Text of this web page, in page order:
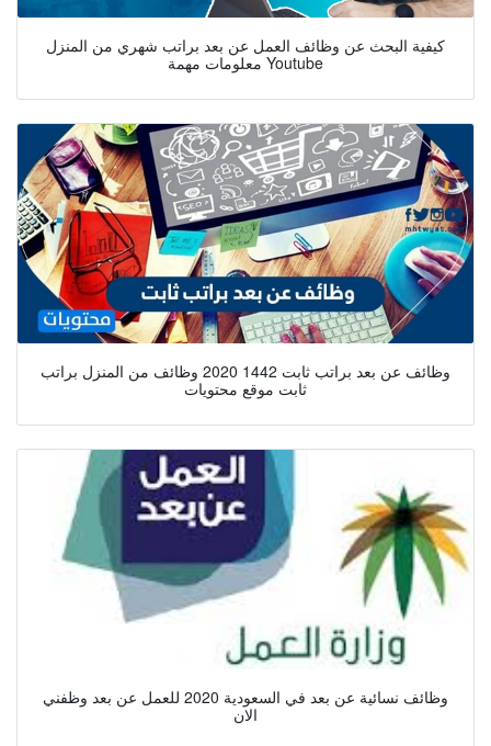
كيفية البحث عن وظائف العمل عن بعد براتب شهري من المنزل
معلومات مهمة Youtube
وظائف عن بعد براتب ثابت 1442 2020 وظائف من المنزل براتب
ثابت موقع محتويات
وظائف نسائية عن بعد في السعودية 2020 للعمل عن بعد وظفني
الان